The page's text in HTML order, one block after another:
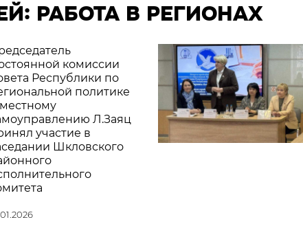
РАБОТА В РЕГИОНАХ
комиссии
Республики по
политике
Л.Заяц
участие в
Шкловского